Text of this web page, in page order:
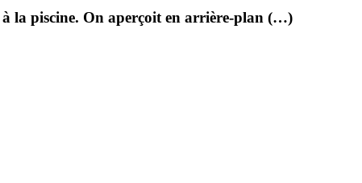
à la piscine. On aperçoit en arrière-plan (…)